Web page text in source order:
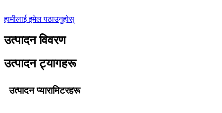
हामीलाई इमेल पठाउनुहोस्
उत्पादन विवरण
उत्पादन ट्यागहरू
उत्पादन प्यारामिटरहरू